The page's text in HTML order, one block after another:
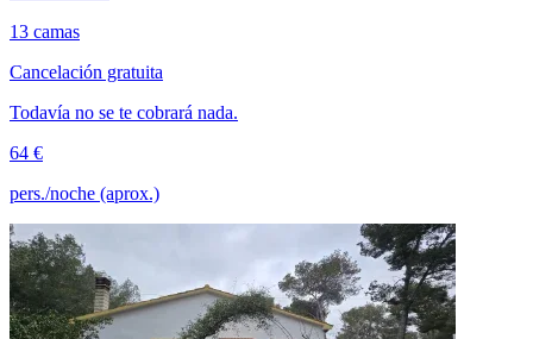
13 camas
Cancelación gratuita
Todavía no se te cobrará nada.
64 €
pers./noche (aprox.)